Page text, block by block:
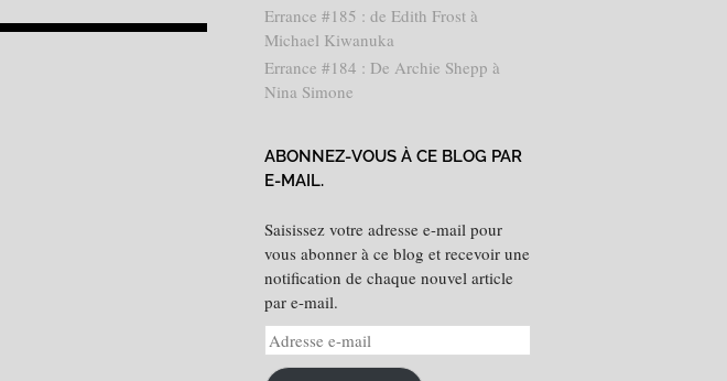
Errance #185 : de Edith Frost à
Michael Kiwanuka
Errance #184 : De Archie Shepp à
Nina Simone
ABONNEZ-VOUS À CE BLOG PAR
E-MAIL.
Saisissez votre adresse e-mail pour
vous abonner à ce blog et recevoir une
notification de chaque nouvel article
par e-mail.
Adresse
e-